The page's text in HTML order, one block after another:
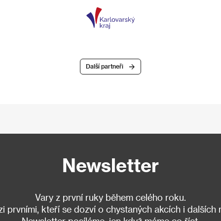
Další partneři
Newsletter
Vary z první ruky během celého roku.
prvními, kteří se dozví o chystaných akcích i dalších